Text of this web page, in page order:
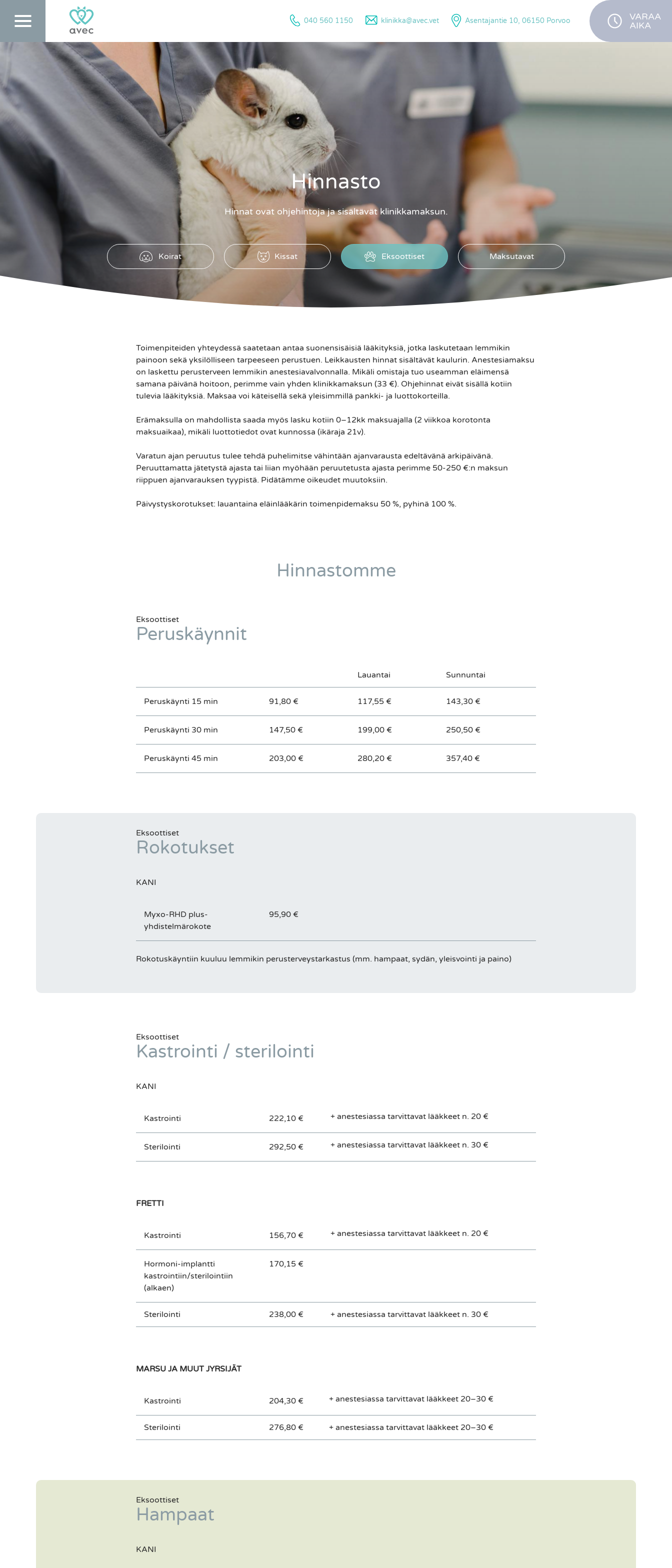
040 560 1150 klinikka@avec.vet Asentajantie 10, 06150 Porvoo
VARAA
AIKA
Hinnasto
Hinnat ovat ohjehintoja ja sisältävät klinikkamaksun.
Koirat Kissat Eksoottiset Maksutavat
Toimenpiteiden yhteydessä saatetaan antaa suonensisäisiä lääkityksiä, jotka laskutetaan lemmikin
painoon sekä yksilölliseen tarpeeseen perustuen. Leikkausten hinnat sisältävät kaulurin. Anestesiamaksu
on laskettu perusterveen lemmikin anestesiavalvonnalla. Mikäli omistaja tuo useamman eläimensä
samana päivänä hoitoon, perimme vain yhden klinikkamaksun (33 €). Ohjehinnat eivät sisällä kotiin
tulevia lääkityksiä. Maksaa voi käteisellä sekä yleisimmillä pankki- ja luottokorteilla.
Erämaksulla on mahdollista saada myös lasku kotiin 0–12kk maksuajalla (2 viikkoa korotonta
maksuaikaa), mikäli luottotiedot ovat kunnossa (ikäraja 21v).
Varatun ajan peruutus tulee tehdä puhelimitse vähintään ajanvarausta edeltävänä arkipäivänä.
Peruuttamatta jätetystä ajasta tai liian myöhään peruutetusta ajasta perimme 50-250 €:n maksun
riippuen ajanvarauksen tyypistä. Pidätämme oikeudet muutoksiin.
Päivystyskorotukset: lauantaina eläinlääkärin toimenpidemaksu 50 %, pyhinä 100 %.
Hinnastomme
Eksoottiset
Peruskäynnit
Lauantai Sunnuntai
Peruskäynti 15 min 91,80 € 117,55 € 143,30 €
Peruskäynti 30 min 147,50 € 199,00 € 250,50 €
Peruskäynti 45 min 203,00 € 280,20 € 357,40 €
Eksoottiset
Rokotukset
KANI
Myxo-RHD plus-
yhdistelmärokote
95,90 €
Rokotuskäyntiin kuuluu lemmikin perusterveystarkastus (mm. hampaat, sydän, yleisvointi ja paino)
Eksoottiset
Kastrointi / sterilointi
KANI
Kastrointi 222,10 € + anestesiassa tarvittavat lääkkeet n. 20 €
Sterilointi 292,50 € + anestesiassa tarvittavat lääkkeet n. 30 €
FRETTI
Kastrointi 156,70 € + anestesiassa tarvittavat lääkkeet n. 20 €
Hormoni-implantti
kastrointiin/sterilointiin
(alkaen)
170,15 €
Sterilointi 238,00 € + anestesiassa tarvittavat lääkkeet n. 30 €
MARSU JA MUUT JYRSIJÄT
Kastrointi 204,30 € + anestesiassa tarvittavat lääkkeet 20–30 €
Sterilointi 276,80 € + anestesiassa tarvittavat lääkkeet 20–30 €
Eksoottiset
Hampaat
KANI